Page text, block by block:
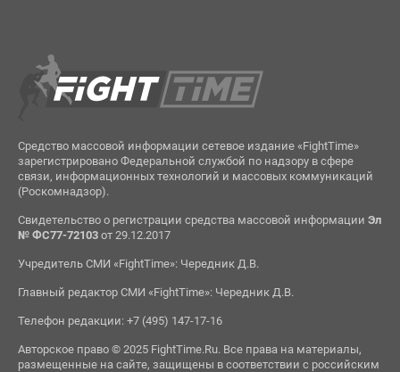
Средство массовой информации сетевое издание «FightTime»
зарегистрировано Федеральной службой по надзору в сфере
связи, информационных технологий и массовых коммуникаций
(Роскомнадзор).
Свидетельство о регистрации средства массовой информации Эл
№ ФС77-72103от 29.12.2017
Учредитель СМИ «FightTime»: Чередник Д.В.
Главный редактор СМИ «FightTime»: Чередник Д.В.
Телефон редакции: +7 (495) 147-17-16
Авторское право © 2025 FightTime.Ru. Все права на материалы,
размещенные на сайте, защищены в соответствии с российским